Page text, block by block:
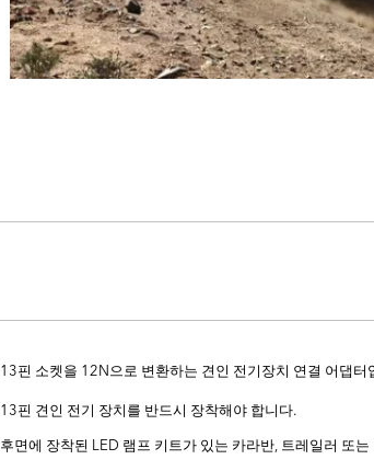
13핀 소켓을 12N으로 변환하는 견인 전기장치 연결 어댑터
13핀 견인 전기 장치를 반드시 장착해야 합니다.
후면에 장착된 LED 램프 키트가 있는 카라반, 트레일러 또